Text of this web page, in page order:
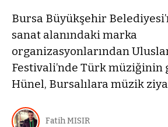
Bursa Büyükşehir
sanat alanındaki marka
organizasyonlarından
Festivali’nde Türk müziğinin
Hünel, Bursalılara müzik
Fatih MISIR